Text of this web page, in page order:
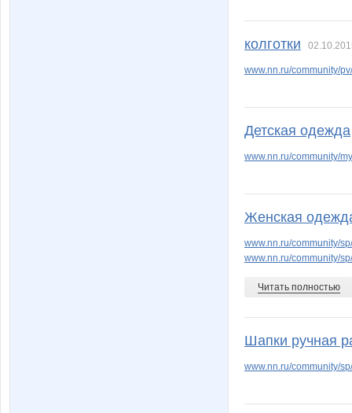
manyafe mapiks
scorpion128500 serguz
vfpnn
колготки
www.nn.ru/community/
Детская одежда
www.nn.ru/community/
Женская
www.nn.ru/community/
www.nn.ru/community/
Читать полностью
Шапки ручная
www.nn.ru/community/